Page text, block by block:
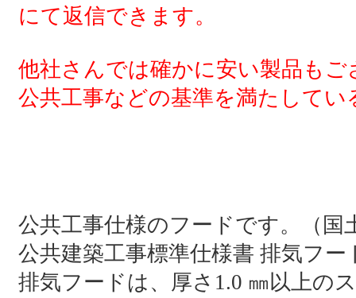
にて返信できます。
他社さんでは確かに安い製品も
公共工事などの基準を満たして
公共工事仕様のフードです。（国
公共建築工事標準仕様書 排気フー
排気フードは、厚さ1.0 ㎜以上の